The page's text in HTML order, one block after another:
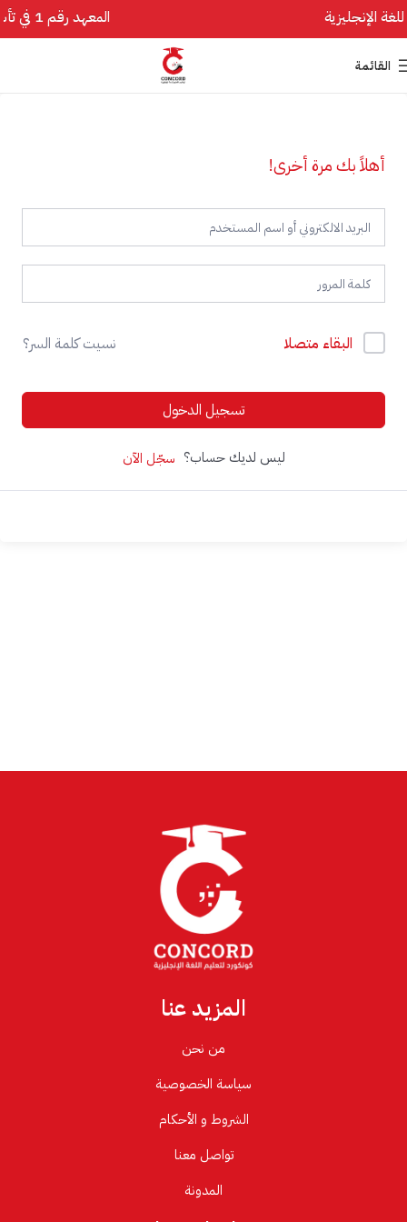
المعهد رقم 1 في تأسيس اللغة الإنجليزية
القائمة
أهلاً بك مرة أخرى!
البقاء متصلا نسيت كلمة السر؟
تسجيل الدخول
ليس لديك حساب؟ سجّل الآن
المزيد عنا
من نحن
سياسة الخصوصية
الشروط و الأحكام
تواصل معنا
المدونة